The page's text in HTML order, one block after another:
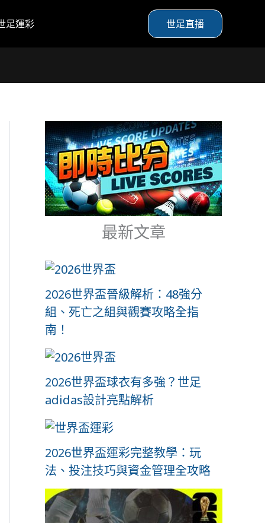
足運彩 世足直播
最新文章
2026世界盃晉級解析：48強分
組、死亡之組與觀賽攻略全指
南！
2026世界盃球衣有多強？世足
adidas設計亮點解析
2026世界盃運彩完整教學：玩
法、投注技巧與資金管理全攻略